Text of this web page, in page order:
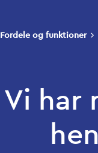
Fordele og funktioner
Vi har